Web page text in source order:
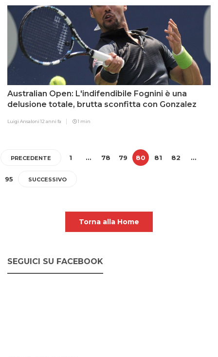
Australian Open: L'indifendibile Fognini è una
delusione totale, brutta sconfitta con Gonzalez
Luigi Ansaloni12 anni fa 1 min
PRECEDENTE 1 … 78 79 80 81 82 …
95 SUCCESSIVO
Torna alla Home
SEGUICI SU FACEBOOK